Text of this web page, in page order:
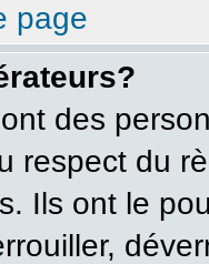
page
des
respect du
Ils ont le